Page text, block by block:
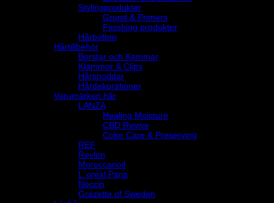
Stylingprodukter
Grund & Primers
Finishing produkter
Hårbotten
Hårtillbehör
Borstar och Kammar
Klämmor & Clips
Hårsnoddar
Hårdekorationer
Varumärken hår
LANZA
Healing Moisture
CBD Revive
Color Care & Preserving
REF
Revlon
Moroccanoil
L´oréal Paris
Neccin
Grazette of Sweden